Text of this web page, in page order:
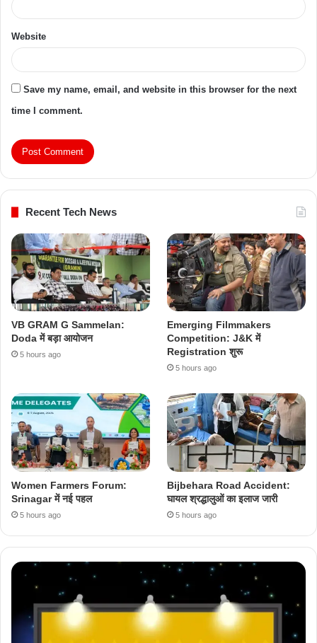
Website
Save my name, email, and website in this browser for the next
time I comment.
Recent Tech News
VB GRAM G Sammelan:
Doda में बड़ा आयोजन
5 hours ago
Emerging Filmmakers
Competition: J&K में
Registration शुरू
5 hours ago
Women Farmers Forum:
Srinagar में नई पहल
5 hours ago
Bijbehara Road Accident:
घायल श्रद्धालुओं का इलाज जारी
5 hours ago